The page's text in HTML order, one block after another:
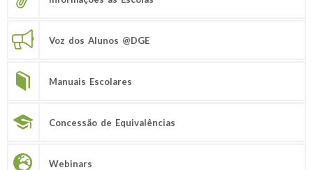
Voz dos Alunos @DGE
Manuais Escolares
Concessão de Equivalências
Webinars